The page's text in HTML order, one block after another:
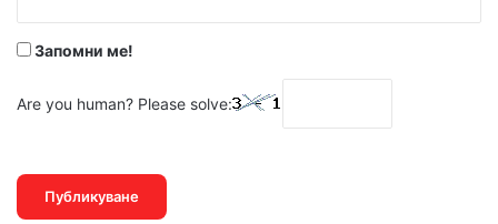
Запомни ме!
Are you human? Please solve: